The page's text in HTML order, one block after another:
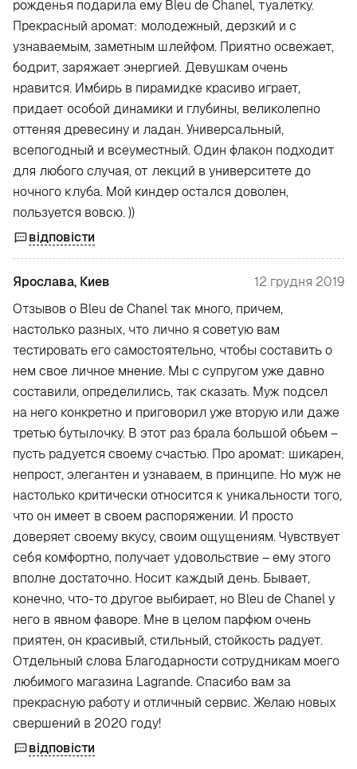
рожденья подарила ему Bleu de Chanel, туалетку.
Прекрасный аромат: молодежный, дерзкий и с
узнаваемым, заметным шлейфом. Приятно освежает,
бодрит, заряжает энергией. Девушкам очень
нравится. Имбирь в пирамидке красиво играет,
придает особой динамики и глубины, великолепно
оттеняя древесину и ладан. Универсальный,
всепогодный и всеуместный. Один флакон подходит
для любого случая, от лекций в университете до
ночного клуба. Мой киндер остался доволен,
пользуется вовсю. ))
відповісти
Ярослава, Киев
12 грудня 2019
Отзывов о Bleu de Chanel так много, причем,
настолько разных, что лично я советую вам
тестировать его самостоятельно, чтобы составить о
нем свое личное мнение. Мы с супругом уже давно
составили, определились, так сказать. Муж подсел
на него конкретно и приговорил уже вторую или даже
третью бутылочку. В этот раз брала большой объем –
пусть радуется своему счастью. Про аромат: шикарен,
непрост, элегантен и узнаваем, в принципе. Но муж не
настолько критически относится к уникальности того,
что он имеет в своем распоряжении. И просто
доверяет своему вкусу, своим ощущениям. Чувствует
себя комфортно, получает удовольствие – ему этого
вполне достаточно. Носит каждый день. Бывает,
конечно, что-то другое выбирает, но Bleu de Chanel у
него в явном фаворе. Мне в целом парфюм очень
приятен, он красивый, стильный, стойкость радует.
Отдельный слова Благодарности сотрудникам моего
любимого магазина Lagrande. Спасибо вам за
прекрасную работу и отличный сервис. Желаю новых
свершений в 2020 году!
відповісти